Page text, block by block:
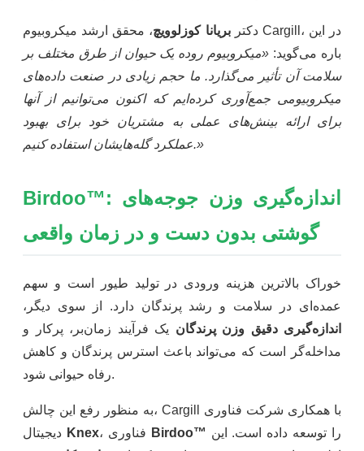
دکتربریانا کوزلوویچ، محقق ارشد میکروبیوم Cargill، در این
باره می‌گوید: «میکروبیوم روده یک حیوان از طرق مختلف بر
سلامت آن تأثیر می‌گذارد. ما حجم زیادی در صنعت داده‌های
میکروبیومی جمع‌آوری کرده‌ایم که اکنون می‌توانیم از آنها
برای ارائه بینش‌های عملی به مشتریان خود برای بهبود
عملکرد گله‌هایشان استفاده کنیم.»
Birdoo™: اندازه‌گیری وزن جوجه‌های
گوشتی بدون دست و در زمان واقعی
خوراک بالاترین هزینه ورودی در تولید طیور است و سهم
عمده‌ای در سلامت و رشد پرندگان دارد. از سوی دیگر،
اندازه‌گیری دقیق وزن پرندگان یک فرآیند زمان‌بر، پرکار و
مداخله‌گر است که می‌تواند باعث استرس پرندگان و کاهش
رفاه حیوانی شود.
به منظور رفع این چالش، Cargill با همکاری شرکت فناوری
Knex Birdoo™